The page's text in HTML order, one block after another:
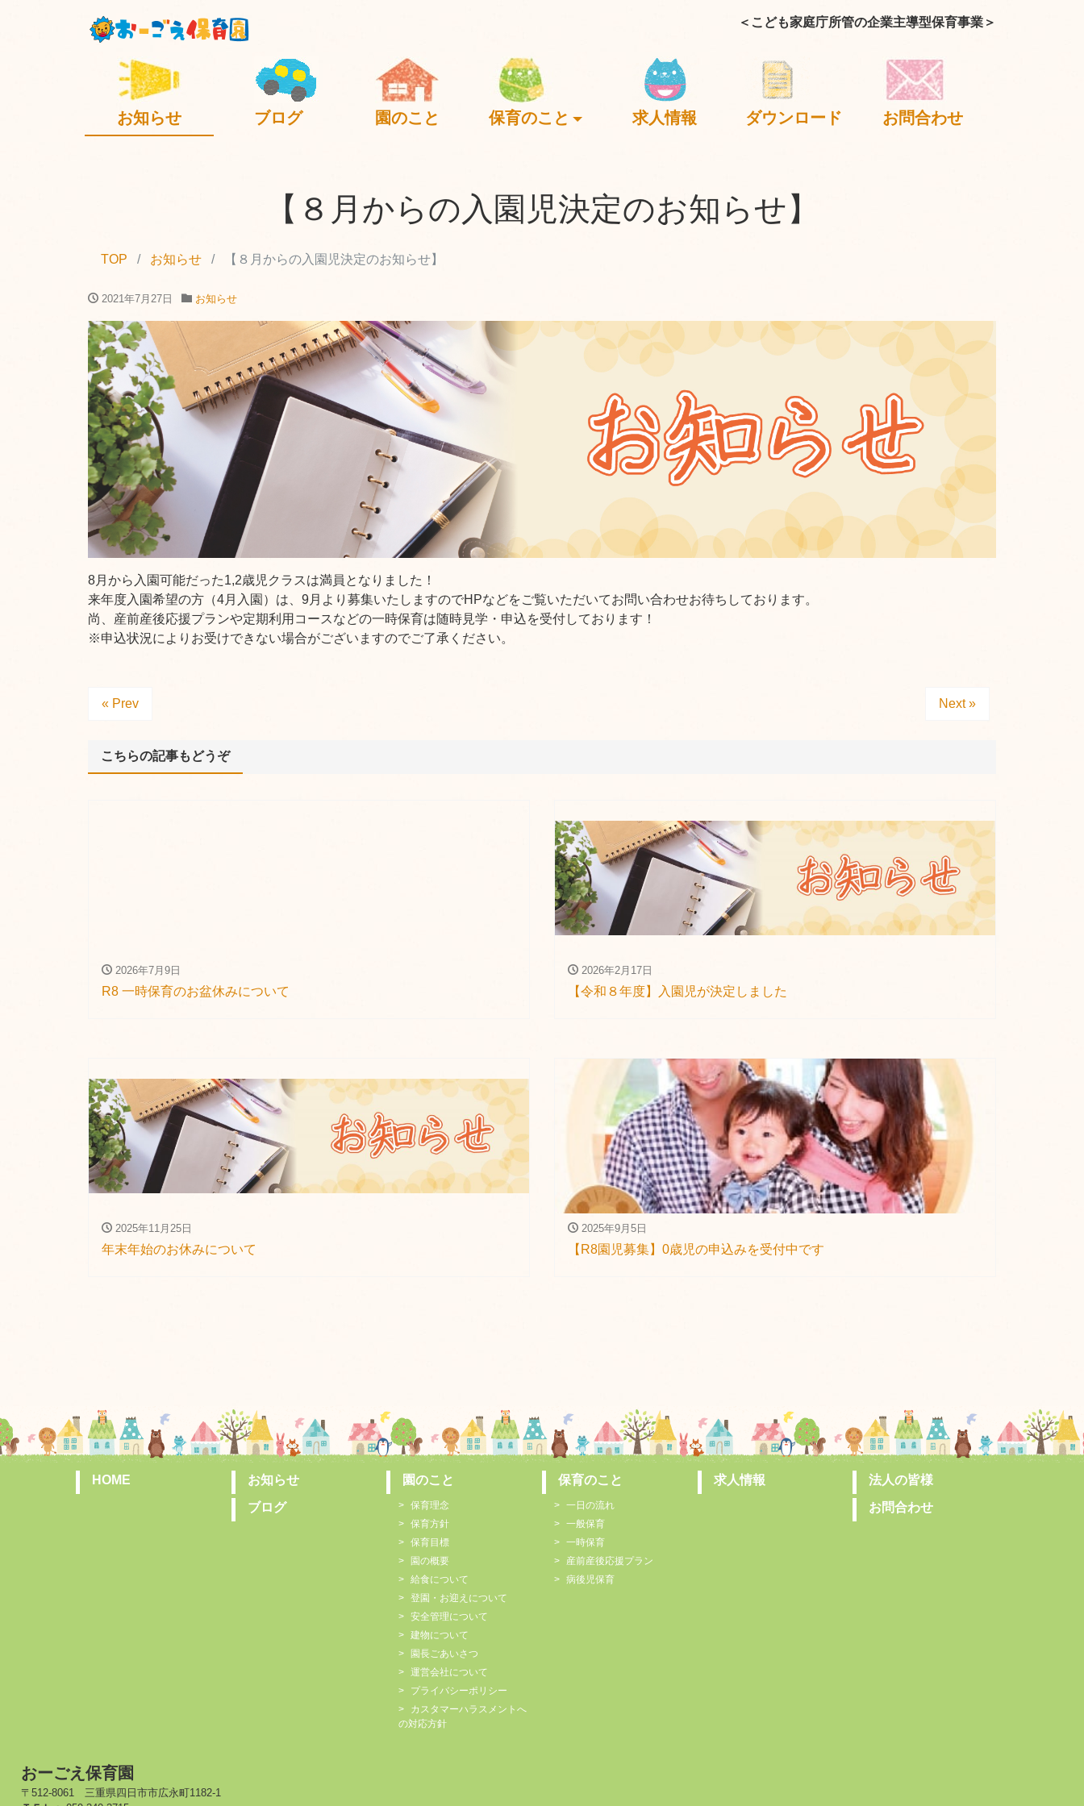
＜こども家庭庁所管の企業主導型保育事業＞
お知らせ ブログ 園のこと 保育のこと 求人情報 ダウンロード お問合わせ
【８月からの入園児決定のお知らせ】
TOP お知らせ 【８月からの入園児決定のお知らせ】
2021年7月27日 お知らせ
8月から入園可能だった1,2歳児クラスは満員となりました！
来年度入園希望の方（4月入園）は、9月より募集いたしますのでHPなどをご覧いただいてお問い合わせお待ちしております。
尚、産前産後応援プランや定期利用コースなどの一時保育は随時見学・申込を受付しております！
※申込状況によりお受けできない場合がございますのでご了承ください。
« Prev Next »
こちらの記事もどうぞ
2026年7月9日
R8 一時保育のお盆休みについて
2026年2月17日
【令和８年度】入園児が決定しました
2025年11月25日
年末年始のお休みについて
2025年9月5日
【R8園児募集】0歳児の申込みを受付中です
HOME
お知らせ
ブログ
園のこと
保育理念
保育方針
保育目標
園の概要
給食について
登園・お迎えについて
安全管理について
建物について
園長ごあいさつ
運営会社について
プライバシーポリシー
カスタマーハラスメントへ
の対応方針
保育のこと
一日の流れ
一般保育
一時保育
産前産後応援プラン
病後児保育
求人情報
法人の皆様
お問合わせ
おーごえ保育園
〒512-8061 三重県四日市市広永町1182-1